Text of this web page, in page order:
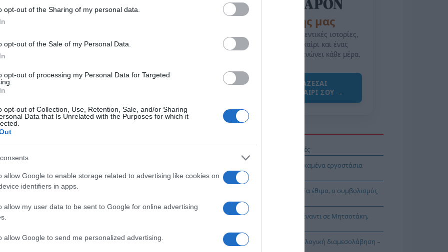
opt-out of the Sharing of my personal data.
opt-out of the Sale of my Personal Data.
opt-out of processing my Personal Data for Targeted
opt-out of Collection, Use, Retention, Sale, and/or Sharing
Data that Is Unrelated with the Purposes for which it
allow Google to enable storage related to advertising like cookies on
identifiers in apps.
allow my user data to be sent to Google for online advertising
allow Google to send me personalized advertising.
Μπίλης / Τραγούδι: Εκεί Που Όλα Γίνονται – Μίκες Μπίλης
/ Τραγούδι: Σπασμένη Φλέβα – LEX & Kepler Is Free
Παλαμάρης, Bloody Hawk
/ Τραγούδι: Για Πάντα – Stavento & Ήβη Αδάμου
Σταύρος Μητρόπουλος, Μαριλένα Ορφανού / Τραγούδι:
/ Τραγούδι: Ο Έρωτας Γράφεται – Έλενα Παπαρίζου
της Ζωής μας
Οι άνθρωποι, οι αυθεντικές ιστορίες,
το ελληνικό καλοκαίρι και ένας
πολιτισμός που μας ενώνει κάθε μέρα.
ΌΣΑ ΧΡΕΙΆΖΕΣΑΙ
ΓΙΑ ΤΟ ΚΑΛΟΚΑΊΡΙ ΣΟΥ →
Κίνδυνος-θάνατος οι σκαλωσιές
Όλοι βλέπουν τι γίνεται με τα καμένα εργοστάσια
ανακύκλωσης
Μεταμόρφωση του Σωτήρος: Τα έθιμα, ο συμβολισμός
και η αλλαγή του καιρού
Σε Συμπληγάδες το ΠΑΣΟΚ απέναντι σε Μητσοτάκη,
«Μία κάποια λύσις» η κτηματολογική διαμεσολάβηση –